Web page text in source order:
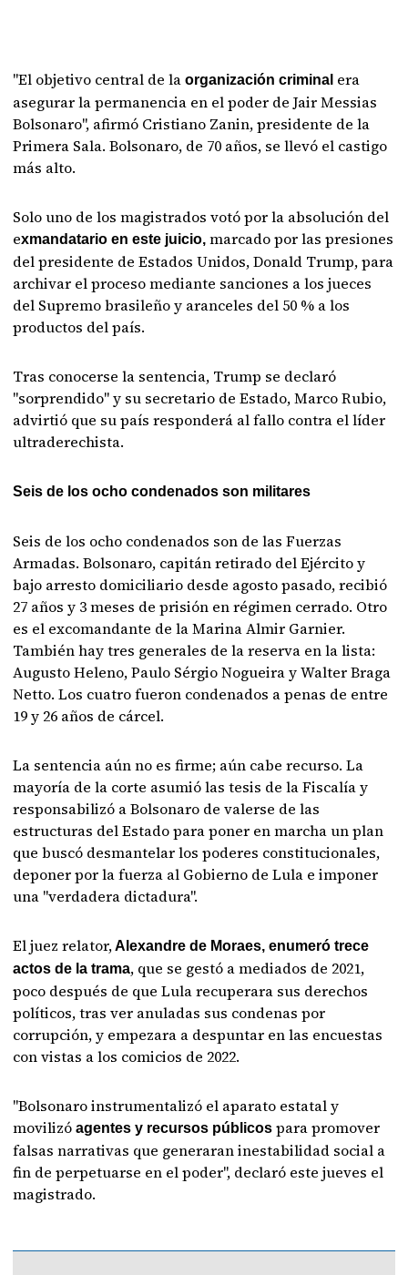
"El objetivo central de laorganización criminal era
asegurar la permanencia en el poder de Jair Messias
Bolsonaro", afirmó Cristiano Zanin, presidente de la
Primera Sala. Bolsonaro, de 70 años, se llevó el castigo
más alto.
Solo uno de los magistrados votó por la absolución del
exmandatario en este juicio, marcado por las presiones
del presidente de Estados Unidos, Donald Trump, para
archivar el proceso mediante sanciones a los jueces
del Supremo brasileño y aranceles del 50 % a los
productos del país.
Tras conocerse la sentencia, Trump se declaró
"sorprendido" y su secretario de Estado, Marco Rubio,
advirtió que su país responderá al fallo contra el líder
ultraderechista.
Seis de los ocho condenados son militares
Seis de los ocho condenados son de las Fuerzas
Armadas. Bolsonaro, capitán retirado del Ejército y
bajo arresto domiciliario desde agosto pasado, recibió
27 años y 3 meses de prisión en régimen cerrado. Otro
es el excomandante de la Marina Almir Garnier.
También hay tres generales de la reserva en la lista:
Augusto Heleno, Paulo Sérgio Nogueira y Walter Braga
Netto. Los cuatro fueron condenados a penas de entre
19 y 26 años de cárcel.
La sentencia aún no es firme; aún cabe recurso. La
mayoría de la corte asumió las tesis de la Fiscalía y
responsabilizó a Bolsonaro de valerse de las
estructuras del Estado para poner en marcha un plan
que buscó desmantelar los poderes constitucionales,
deponer por la fuerza al Gobierno de Lula e imponer
una "verdadera dictadura".
El juez relator,Alexandre de Moraes, enumeró trece
actos de la trama, que se gestó a mediados de 2021,
poco después de que Lula recuperara sus derechos
políticos, tras ver anuladas sus condenas por
corrupción, y empezara a despuntar en las encuestas
con vistas a los comicios de 2022.
"Bolsonaro instrumentalizó el aparato estatal y
movilizóagentes y recursos públicos para promover
falsas narrativas que generaran inestabilidad social a
fin de perpetuarse en el poder", declaró este jueves el
magistrado.